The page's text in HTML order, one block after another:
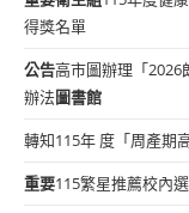
得獎名單
公告高市圖辦理「2026
辦法圖書館
轉知115年 度「周產期
重要115繁星推薦校內